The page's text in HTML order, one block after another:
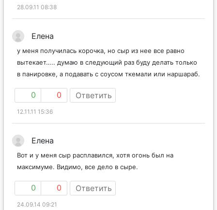
28.09.11 08:38
Елена
у меня получилась корочка, но сыр из нее все равно
вытекает….. думаю в следующий раз буду делать только
в панировке, а подавать с соусом ткемали или наршараб.
0 0 Ответить
12.11.11 15:36
Елена
Вот и у меня сыр расплавился, хотя огонь был на
максимуме. Видимо, все дело в сыре.
0 0 Ответить
24.09.14 09:21